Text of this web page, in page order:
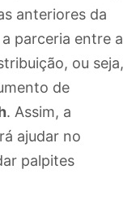
anteriores da
parceria entre a
ou seja,
de
. Assim, a
ajudar no
palpites